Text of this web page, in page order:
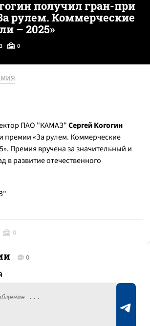
получил гран-при
рулем. Коммерческие
– 2025»
3 0
ПАО "КАМАЗ"Сергей Когогин
премии «За рулем. Коммерческие
Премия вручена за значительный и
в развитие отечественного
0
0